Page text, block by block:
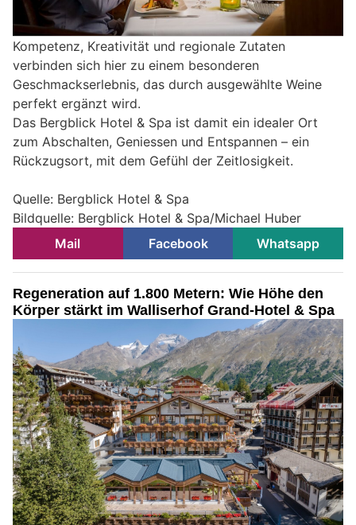
Kompetenz, Kreativität und regionale Zutaten
verbinden sich hier zu einem besonderen
Geschmackserlebnis, das durch ausgewählte Weine
perfekt ergänzt wird.
Das Bergblick Hotel & Spa ist damit ein idealer Ort
zum Abschalten, Geniessen und Entspannen – ein
Rückzugsort, mit dem Gefühl der Zeitlosigkeit.
Quelle: Bergblick Hotel & Spa
Bildquelle: Bergblick Hotel & Spa/Michael Huber
Mail
Facebook Whatsapp
Regeneration auf 1.800 Metern: Wie Höhe den
Körper stärkt im Walliserhof Grand-Hotel & Spa